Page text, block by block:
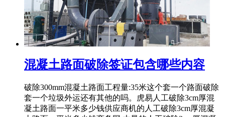
混凝土路面破除签证包含哪些内容
破除300mm混凝土路面工程量:35米这个套一个路面破除
套一个垃圾外运还有其他的吗。虎易人工破除3cm厚混
凝土路面一平米多少钱供应商机的人工破除3cm厚混凝